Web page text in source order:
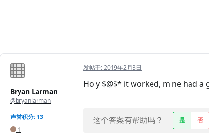
Bryan Larman
@bryanlarman
声誉积分: 13
1
发帖于:2019年2月3日
Holy $@$* it worked, mine had
这个答案有帮助吗？ 是 否